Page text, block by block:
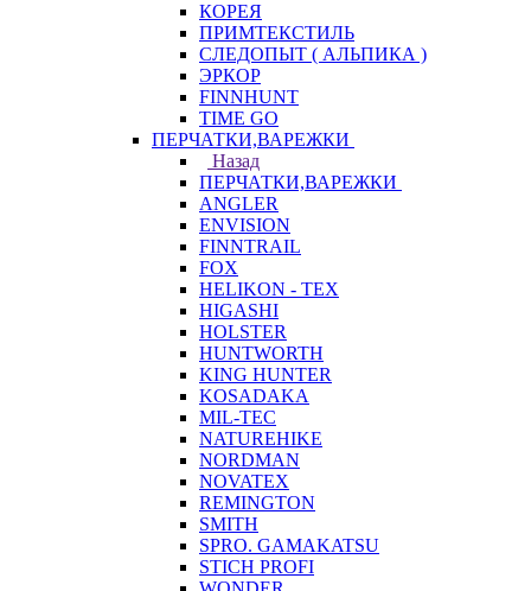
КОРЕЯ
ПРИМТЕКСТИЛЬ
СЛЕДОПЫТ ( АЛЬПИКА )
ЭРКОР
FINNHUNT
TIME GO
ПЕРЧАТКИ,ВАРЕЖКИ
Назад
ПЕРЧАТКИ,ВАРЕЖКИ
ANGLER
ENVISION
FINNTRAIL
FOX
HELIKON - TEX
HIGASHI
HOLSTER
HUNTWORTH
KING HUNTER
KOSADAKA
MIL-TEC
NATUREHIKE
NORDMAN
NOVATEX
REMINGTON
SMITH
SPRO. GAMAKATSU
STICH PROFI